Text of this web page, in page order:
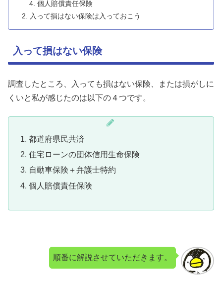
個人賠償責任保険
入って損はない保険は入っておこう
入って損はない保険
調査したところ、入っても損はない保険、または損がしに
くいと私が感じたのは以下の４つです。
都道府県民共済
住宅ローンの団体信用生命保険
自動車保険＋弁護士特約
個人賠償責任保険
順番に解説させていただきます。